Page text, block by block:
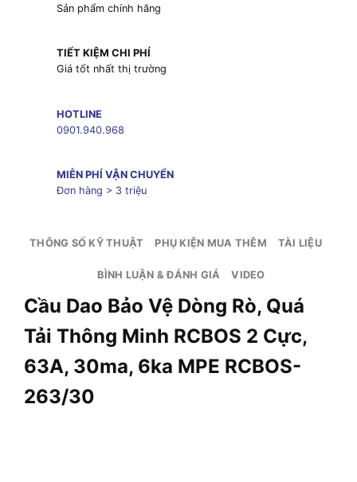
Sản phẩm chính hãng
TIẾT KIỆM CHI PHÍ
Giá tốt nhất thị trường
HOTLINE
0901.940.968
MIỄN PHÍ VẬN CHUYỂN
Đơn hàng > 3 triệu
THÔNG SỐ KỸ THUẬT PHỤ KIỆN MUA THÊM TÀI LIỆU
BÌNH LUẬN & ĐÁNH GIÁ VIDEO
Cầu Dao Bảo Vệ Dòng Rò, Quá
Tải Thông Minh RCBOS 2 Cực,
63A, 30ma, 6ka MPE RCBOS-
263/30